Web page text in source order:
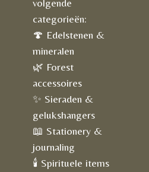
volgende
categorieën:
🍄 Edelstenen &
mineralen
🌿 Forest
accessoires
✨ Sieraden &
gelukshangers
📖 Stationery &
journaling
🕯️ Spirituele items